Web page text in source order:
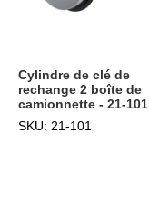
Cylindre de clé de
rechange 2 boîte de
camionnette - 21-101
SKU: 21-101